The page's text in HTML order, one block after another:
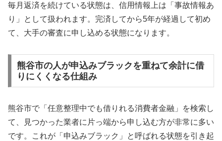
毎月返済を続けている状態は、信用情報上は「事故情報あ
り」として扱われます。完済してから5年が経過して初め
て、大手の審査に申し込める状態になります。
熊谷市の人が申込みブラックを重ねて余計に借
りにくくなる仕組み
熊谷市で「任意整理中でも借りれる消費者金融」を検索し
て、見つかった業者に片っ端から申し込む方が非常に多い
です。これが「申込みブラック」と呼ばれる状態を引き起